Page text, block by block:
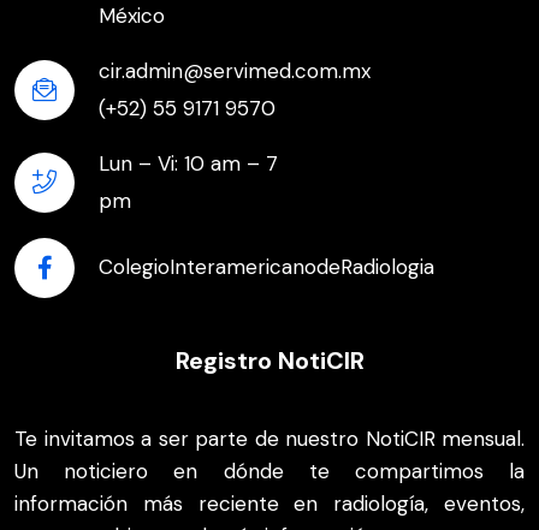
México
cir.admin@servimed.com.mx
(+52) 55 9171 9570
Lun – Vi: 10 am – 7
pm
ColegioInteramericanodeRadiologia
Registro NotiCIR
Te invitamos a ser parte de nuestro NotiCIR mensual.
Un noticiero en dónde te compartimos la
información más reciente en radiología, eventos,